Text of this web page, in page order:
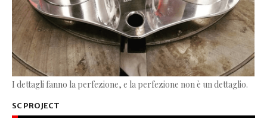
I dettagli fanno la perfezione, e la perfezione non è un dettaglio.
SC PROJECT